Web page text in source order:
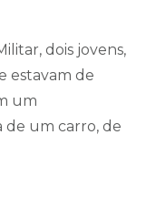
dois jovens,
estavam de
um
um carro, de